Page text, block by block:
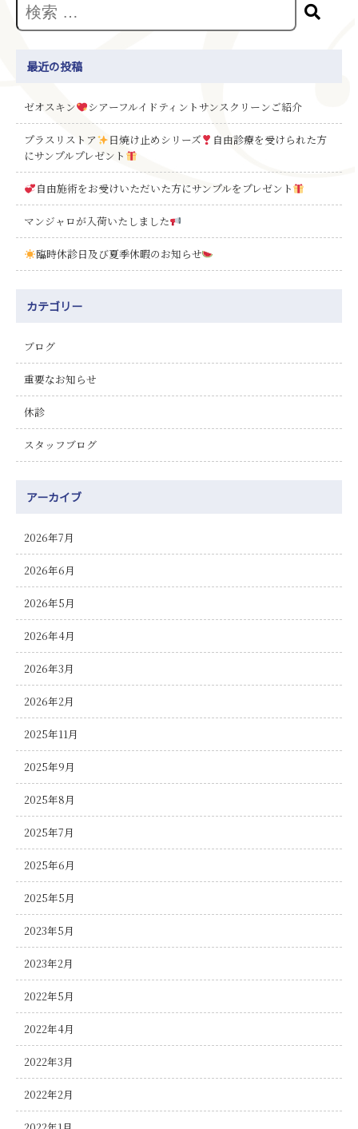
最近の投稿
ゼオスキン シアーフルイドティントサンスクリーンご紹介
プラスリストア 日焼け止めシリーズ
自由診療を受けられた方
にサンプルプレゼント
自由施術をお受けいただいた方にサンプルをプレゼント
マンジャロが入荷いたしました
臨時休診日及び夏季休暇のお知らせ
カテゴリー
ブログ
重要なお知らせ
休診
スタッフブログ
アーカイブ
2026年7月
2026年6月
2026年5月
2026年4月
2026年3月
2026年2月
2025年11月
2025年9月
2025年8月
2025年7月
2025年6月
2025年5月
2023年5月
2023年2月
2022年5月
2022年4月
2022年3月
2022年2月